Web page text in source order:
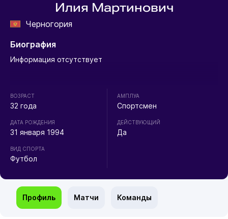
Илия Мартинович
Черногория
Биография
Информация отсутствует
ВОЗРАСТ
32 года
ДАТА РОЖДЕНИЯ
31 января 1994
ВИД СПОРТА
Футбол
АМПЛУА
Спортсмен
ДЕЙСТВУЮЩИЙ
Да
Профиль Матчи Команды